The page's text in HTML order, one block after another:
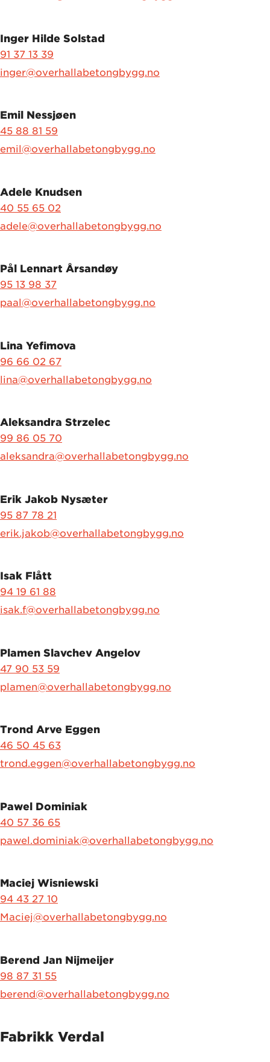
Inger Hilde Solstad
91 37 13 39
inger@overhallabetongbygg.no
Emil Nessjøen
45 88 81 59
emil@overhallabetongbygg.no
Adele Knudsen
40 55 65 02
adele@overhallabetongbygg.no
Pål Lennart Årsandøy
95 13 98 37
paal@overhallabetongbygg.no
Lina Yefimova
96 66 02 67
lina@overhallabetongbygg.no
Aleksandra Strzelec
99 86 05 70
aleksandra@overhallabetongbygg.no
Erik Jakob Nysæter
95 87 78 21
erik.jakob@overhallabetongbygg.no
Isak Flått
94 19 61 88
isak.f@overhallabetongbygg.no
Plamen Slavchev Angelov
47 90 53 59
plamen@overhallabetongbygg.no
Trond Arve Eggen
46 50 45 63
trond.eggen@overhallabetongbygg.no
Pawel Dominiak
40 57 36 65
pawel.dominiak@overhallabetongbygg.no
Maciej Wisniewski
94 43 27 10
Maciej@overhallabetongbygg.no
Berend Jan Nijmeijer
98 87 31 55
berend@overhallabetongbygg.no
Fabrikk Verdal